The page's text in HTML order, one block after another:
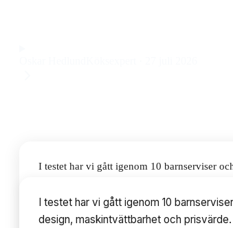
I testet har vi gått igenom 10 barnserviser
Innehållsförteckning
I testet har vi gått igenom 10
design, maskintvättbarhet och